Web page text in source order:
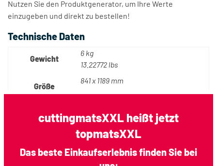
cuttingmatsXXL heißt jetzt
topmatsXXL
Das beste Einkaufserlebnis finden Sie bei
Nutzen Sie den Produktgenerator, um Ihre Werte
einzugeben und direkt zu bestellen!
Technische Daten
Gewicht
6 kg
13.22772 lbs
Größe
841 x 1189 mm
36 x 48 inch
Länge 841 mm / 36 inch
1189 mm / 48 inch
Dicke 5 mm